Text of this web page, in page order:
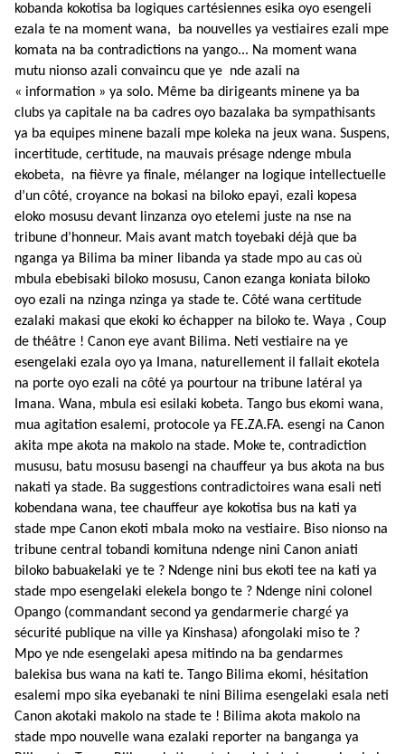
kobanda kokotisa ba logiques cartésiennes esika oyo esengeli
ezala te na moment wana, ba nouvelles ya vestiaires ezali mpe
komata na ba contradictions na yango... Na moment wana
mutu nionso azali convaincu que ye nde azali na
« information » ya solo. Même ba dirigeants minene ya ba
clubs ya capitale na ba cadres oyo bazalaka ba sympathisants
ya ba equipes minene bazali mpe koleka na jeux wana. Suspens,
incertitude, certitude, na mauvais présage ndenge mbula
ekobeta,
na fièvre ya finale, mélanger na logique intellectuelle
d’un côté, croyance na bokasi na biloko epayi, ezali kopesa
eloko mosusu devant linzanza oyo etelemi juste na nse na
tribune d’honneur. Mais avant match toyebaki déjà que ba
nganga ya Bilima ba miner libanda ya stade mpo au cas où
mbula ebebisaki biloko mosusu, Canon ezanga koniata biloko
oyo ezali na nzinga nzinga ya stade te. Côté wana certitude
ezalaki makasi que ekoki ko échapper na biloko te. Waya , Coup
de théâtre ! Canon eye avant Bilima. Neti vestiaire na ye
esengelaki ezala oyo ya Imana, naturellement il fallait ekotela
na porte oyo ezali na côté ya pourtour na tribune latéral ya
Imana. Wana, mbula esi esilaki kobeta. Tango bus ekomi wana,
mua agitation esalemi, protocole ya FE.ZA.FA. esengi na Canon
akita mpe akota na makolo na stade. Moke te, contradiction
mususu, batu mosusu basengi na chauffeur ya bus akota na bus
nakati ya stade. Ba suggestions contradictoires wana esali neti
kobendana wana, tee chauffeur aye kokotisa bus na kati ya
stade mpe Canon ekoti mbala moko na vestiaire. Biso nionso na
tribune central tobandi komituna ndenge nini Canon aniati
biloko babuakelaki ye te ? Ndenge nini bus ekoti tee na kati ya
stade mpo esengelaki elekela bongo te ? Ndenge nini colonel
Opango (commandant second ya gendarmerie chargé ya
sécurité publique na ville ya Kinshasa) afongolaki miso te ?
Mpo ye nde esengelaki apesa mitindo na ba gendarmes
balekisa bus wana na kati te. Tango Bilima ekomi, hésitation
esalemi mpo sika eyebanaki te nini Bilima esengelaki esala neti
Canon akotaki makolo na stade te ! Bilima akota makolo na
stade mpo nouvelle wana ezalaki reporter na banganga ya